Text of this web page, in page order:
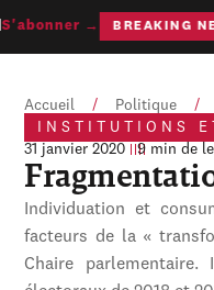
→ BREAKING
Accueil / Politique /
INSTITUTIONS
31 janvier 2020
9 min de
Individuation et
facteurs de la «
Chaire